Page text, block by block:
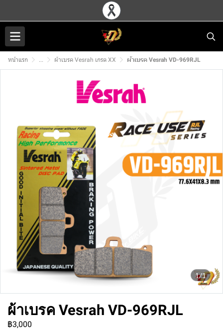
หน้าแรก ... ผ้าเบรค Vesrah เกรด XX ผ้าเบรค Vesrah VD-969RJL
1/1
ผ้าเบรค Vesrah VD-969RJL
฿3,000